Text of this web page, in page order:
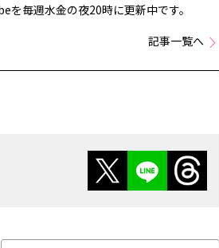
を毎週水金の夜20時に更新中です。
記事一覧へ